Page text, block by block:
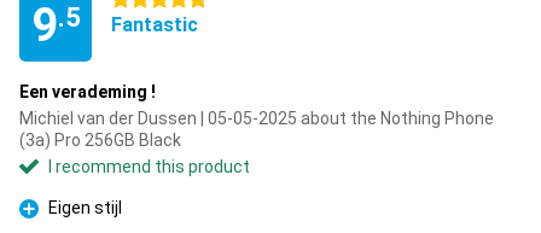
9.5 Fantastic
Een verademing !
Michiel van der Dussen | 05-05-2025 about the Nothing Phone
(3a) Pro 256GB Black
I recommend this product
Pro
Eigen stijl